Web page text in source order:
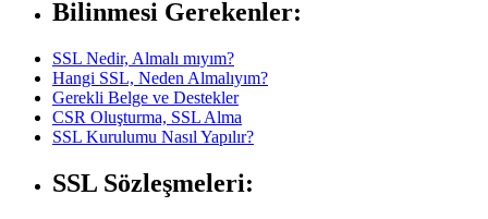
Bilinmesi Gerekenler:
SSL Nedir, Almalı mıyım?
Hangi SSL, Neden Almalıyım?
Gerekli Belge ve Destekler
CSR Oluşturma, SSL Alma
SSL Kurulumu Nasıl Yapılır?
SSL Sözleşmeleri: